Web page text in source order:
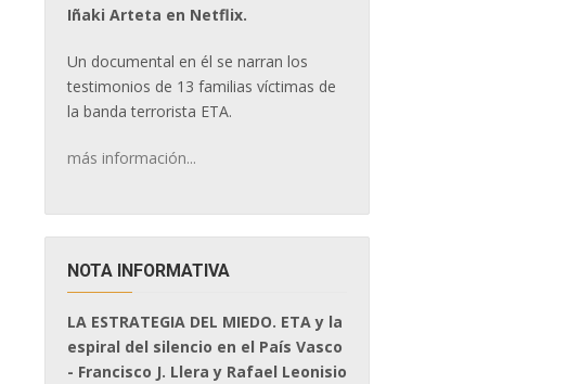
Iñaki Arteta en Netflix.
Un documental en él se narran los
testimonios de 13 familias víctimas de
la banda terrorista ETA.
más información...
NOTA INFORMATIVA
LA ESTRATEGIA DEL MIEDO. ETA y la
espiral del silencio en el País Vasco
- Francisco J. Llera y Rafael Leonisio